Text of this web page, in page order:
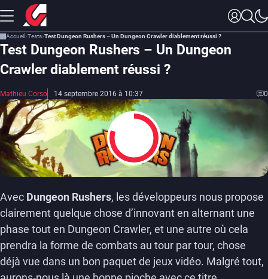
Accueil Tests Test Dungeon Rushers – Un Dungeon Crawler diablement réussi ?
Test Dungeon Rushers – Un Dungeon
Crawler diablement réussi ?
Mathieu Corso 14 septembre 2016 à 10:37 0
8
Avec Dungeon Rushers, les développeurs nous propose
clairement quelque chose d’innovant en alternant une
phase tout en Dungeon Crawler, et une autre où cela
prendra la forme de combats au tour par tour, chose
déjà vue dans un bon paquet de jeux vidéo. Malgré tout,